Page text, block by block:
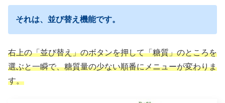
それは、並び替え機能です。
右上の「並び替え」のボタンを押して「糖質」のところを
選ぶと一瞬で、糖質量の少ない順番にメニューが変わりま
す。